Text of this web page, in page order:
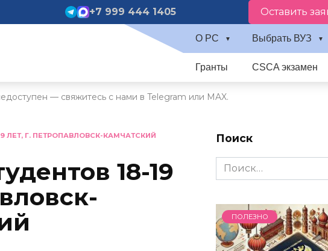
+7 999 444 1405 Оставить
О PC Выбрать ВУЗ
Гранты CSCA экзамен
— свяжитесь с нами в Telegram или MAX.
ЛЕТ, Г. ПЕТРОПАВЛОВСК-КАМЧАТСКИЙ
18-19
Поиск
Search
for:
ПОЛЕЗНО